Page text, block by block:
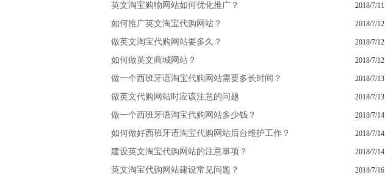
英文淘宝购物网站如何优化推广？ 2018/7/11
如何推广英文淘宝代购网站？ 2018/7/12
做英文淘宝代购网站要多久？ 2018/7/12
如何做英文商城网站？ 2018/7/12
做一个西班牙语淘宝代购网站需要多长时间？ 2018/7/13
做英文代购网站时应该注意的问题 2018/7/13
做一个西班牙语淘宝代购网站多少钱？ 2018/7/14
如何做好西班牙语淘宝代购网站后台维护工作？ 2018/7/14
建设英文淘宝代购网站的注意事项？ 2018/7/14
英文淘宝代购网站建设常见问题？ 2018/7/16